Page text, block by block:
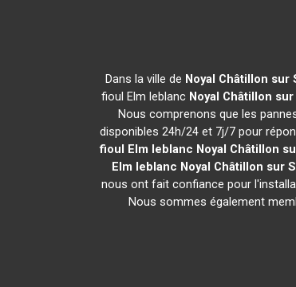
Dans la ville de Noyal Châtillon sur
fioul Elm leblanc Noyal Châtillon
Nous comprenons que les
disponibles 24h/24 et 7j/7 pour
fioul Elm leblanc Noyal Châtillon
Elm leblanc Noyal Châtillon sur
nous ont fait confiance pour
Nous sommes également